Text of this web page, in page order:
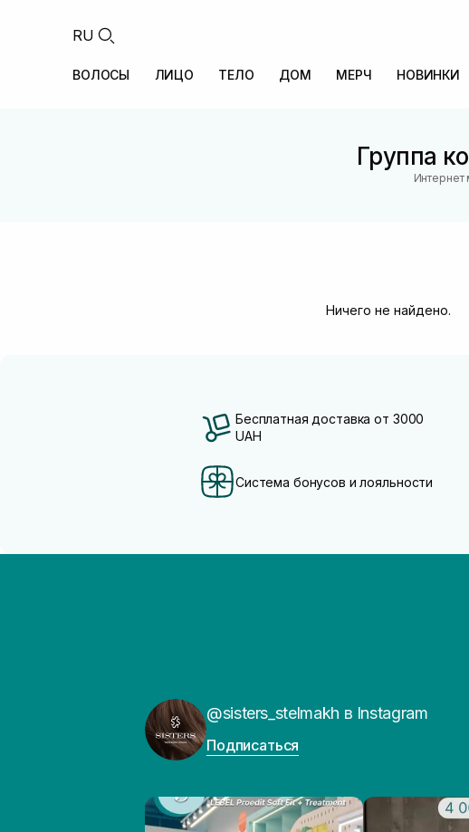
RU
ВОЛОСЫ ЛИЦО ТЕЛО ДОМ МЕРЧ НОВИНКИ
Группа
Интернет
Ничего не найдено.
Бесплатная доставка от 3000
UAH
Система бонусов и лояльности
@sisters_stelmakh в Instagram
Подписаться